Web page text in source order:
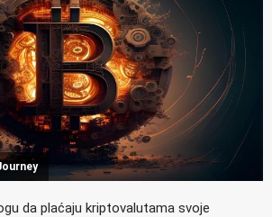
da plaćaju kriptovalutama svoje